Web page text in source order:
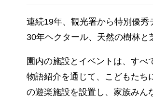
連続19年、観光署から特別優
30年ヘクタール、天然の樹林と
園内の施設とイベントは、す
物語紹介を通じて、こどもたち
の遊楽施設を設置し、家族みん